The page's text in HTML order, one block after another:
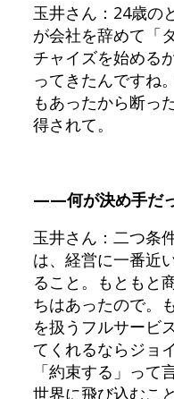
玉井さん：24歳の
が会社を辞めて「
チャイズを始める
ってきたんですね
もあったから断っ
得されて。
——何が決め手だ
玉井さん：二つ条
は、経営に一番近
ること。もともと
ちはあったので。
を扱うフルサービ
てくれるならジョ
「約束する」って
世界に飛び込むこ